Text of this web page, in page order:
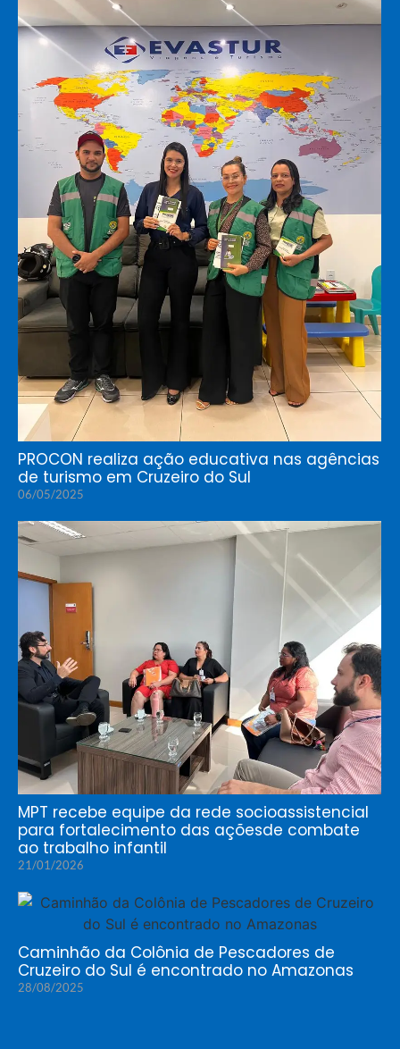
PROCON realiza ação educativa nas agências
de turismo em Cruzeiro do Sul
06/05/2025
MPT recebe equipe da rede socioassistencial
para fortalecimento das açõesde combate
ao trabalho infantil
21/01/2026
Caminhão da Colônia de Pescadores de
Cruzeiro do Sul é encontrado no Amazonas
28/08/2025